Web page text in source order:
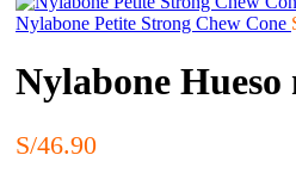
Nylabone Petite Strong Chew Cone
Nylabone
S/46.90